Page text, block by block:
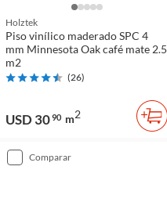
Holztek
Piso vinílico maderado SPC 4
mm Minnesota Oak café mate 2.5
m2
(26)
USD 3090 m2
comparar